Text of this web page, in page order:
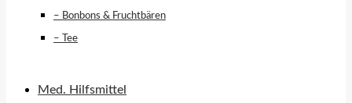
– Bonbons & Fruchtbären
– Tee
Med. Hilfsmittel